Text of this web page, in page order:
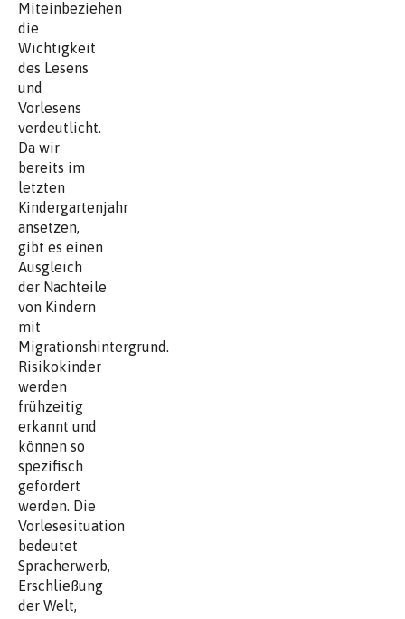
Miteinbeziehen
die
Wichtigkeit
des Lesens
und
Vorlesens
verdeutlicht.
Da wir
bereits im
letzten
Kindergartenjahr
ansetzen,
gibt es einen
Ausgleich
der Nachteile
von Kindern
mit
Migrationshintergrund.
Risikokinder
werden
frühzeitig
erkannt und
können so
spezifisch
gefördert
werden. Die
Vorlesesituation
bedeutet
Spracherwerb,
Erschließung
der Welt,